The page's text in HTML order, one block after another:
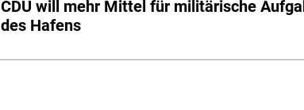
CDU will mehr Mittel für militärische
des Hafens